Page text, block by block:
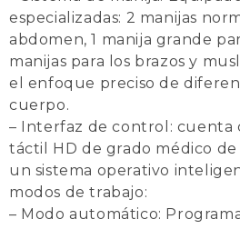
especializadas: 2 manijas
abdomen, 1 manija grande
manijas para los brazos y
el enfoque preciso de
cuerpo.
– Interfaz de control: cuenta
táctil HD de grado médico de
un sistema operativo
modos de trabajo:
– Modo automático: